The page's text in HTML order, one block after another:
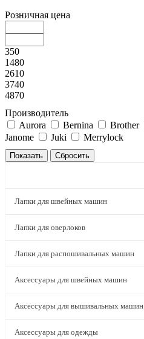
Розничная цена
350
1480
2610
3740
4870
Производитель
Aurora
Bernina Brother
Janome
Juki Merrylock
Лапки для швейных машин
Лапки для оверлоков
Лапки для распошивальных машин
Аксессуары для швейных машин
Аксессуары для вышивальных машин
Аксессуары для одежды